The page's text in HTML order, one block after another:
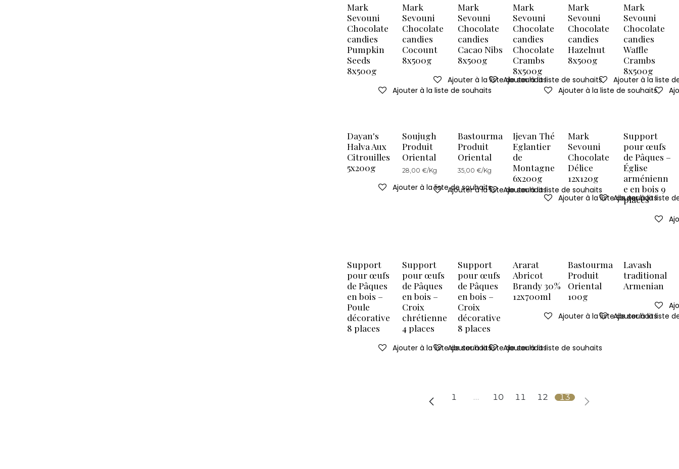
Mark
Sevouni
Chocolate
candies
Pumpkin
Seeds
8x500g
Ajouter à la liste de souhaits
Mark
Sevouni
Chocolate
candies
Cocount
8x500g
Ajouter à la liste de souhaits
Mark
Sevouni
Chocolate
candies
Cacao Nibs
8x500g
Ajouter à la liste de souhaits
Mark
Sevouni
Chocolate
candies
Chocolate
Crambs
8x500g
Ajouter à la liste de souhaits
Mark
Sevouni
Chocolate
candies
Hazelnut
8x500g
Ajouter à la liste
Mark
Sevouni
Chocolate
candies
Waffle
Crambs
8x500g
Dayan's
Halva Aux
Citrouilles
5x200g
Ajouter à la liste de souhaits
Soujugh
Produit
Oriental
28,00 €/Kg
Ajouter à la liste de souhaits
Bastourma
Produit
Oriental
35,00 €/Kg
Ajouter à la liste de souhaits
Ijevan Thé
Eglantier
de
Montagne
6x200g
Ajouter à la liste de souhaits
Mark
Sevouni
Chocolate
Délice
12x120g
Ajouter à la liste
Support
pour œufs
de Pâques –
Église
arménienn
e en bois 9
places
Support
pour œufs
de Pâques
en bois –
Poule
décorative
8 places
Ajouter à la liste de souhaits
Support
pour œufs
de Pâques
en bois –
Croix
chrétienne
4 places
Ajouter à la liste de souhaits
Support
pour œufs
de Pâques
en bois –
Croix
décorative
8 places
Ajouter à la liste de souhaits
Ararat
Abricot
Brandy 30%
12x700ml
Ajouter à la liste de souhaits
Bastourma
Produit
Oriental
100g
Ajouter à la liste
Lavash
traditional
Armenian
1 … 10 11 12 13